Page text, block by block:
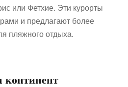
или Фетхие. Эти курорты
и предлагают более
пляжного отдыха.
континент